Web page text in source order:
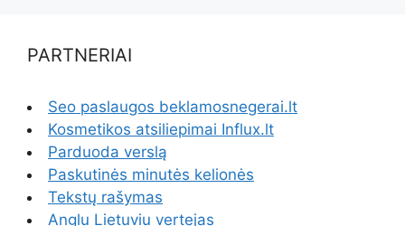
PARTNERIAI
Seo paslaugos beklamosnegerai.lt
Kosmetikos atsiliepimai Influx.lt
Parduoda verslą
Paskutinės minutės kelionės
Tekstų rašymas
Anglu Lietuviu vertejas